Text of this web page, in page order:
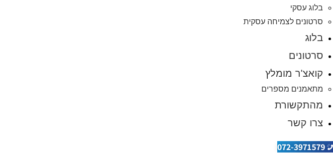
בלוג עסקי
סרטונים לצמיחה עסקית
בלוג
סרטונים
קואצ'ר מומלץ
מתאמנים מספרים
מהתקשורת
צרו קשר
072-3971579